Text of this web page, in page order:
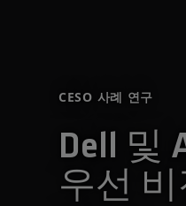
CESO 사례 연구
Dell 및
우선